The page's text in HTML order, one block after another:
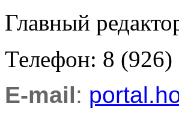
Главный
Телефон: 8
E-mail: